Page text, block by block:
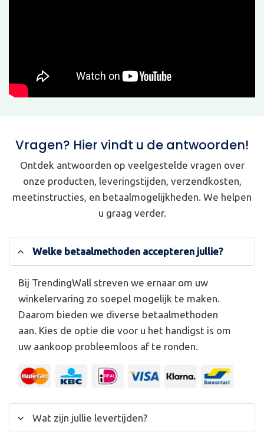
Vragen? Hier vindt u de antwoorden!
Ontdek antwoorden op veelgestelde vragen over
onze producten, leveringstijden, verzendkosten,
meetinstructies, en betaalmogelijkheden. We helpen
u graag verder.
Welke betaalmethoden accepteren jullie?
Bij TrendingWall streven we ernaar om uw
winkelervaring zo soepel mogelijk te maken.
Daarom bieden we diverse betaalmethoden
aan. Kies de optie die voor u het handigst is om
uw aankoop probleemloos af te ronden.
Wat zijn jullie levertijden?